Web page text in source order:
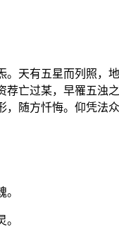
天有五星而列照，
亡过某，早罹五浊
随方忏悔。仰凭法